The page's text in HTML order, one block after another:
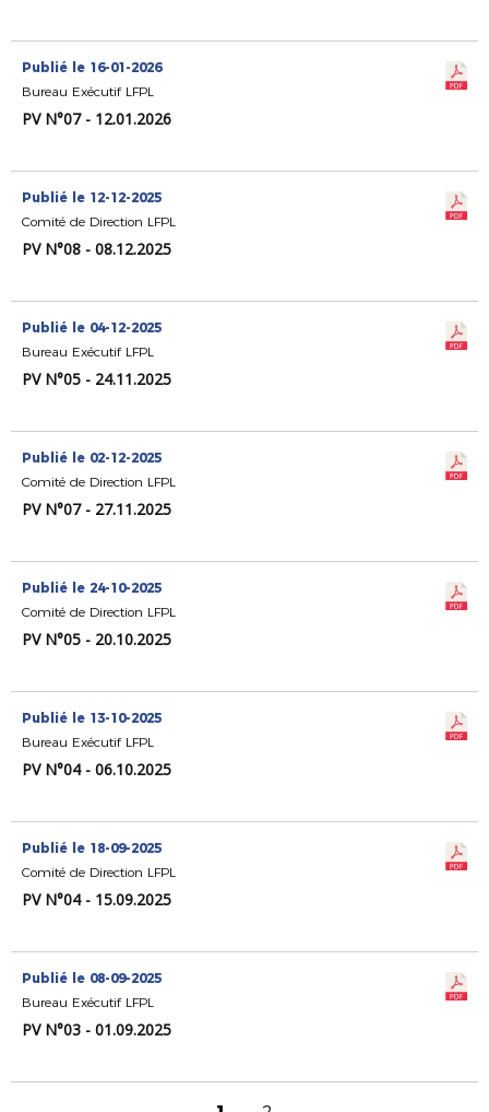
Publié le 16-01-2026
Bureau Exécutif LFPL
PV N°07 - 12.01.2026
Publié le 12-12-2025
Comité de Direction LFPL
PV N°08 - 08.12.2025
Publié le 04-12-2025
Bureau Exécutif LFPL
PV N°05 - 24.11.2025
Publié le 02-12-2025
Comité de Direction LFPL
PV N°07 - 27.11.2025
Publié le 24-10-2025
Comité de Direction LFPL
PV N°05 - 20.10.2025
Publié le 13-10-2025
Bureau Exécutif LFPL
PV N°04 - 06.10.2025
Publié le 18-09-2025
Comité de Direction LFPL
PV N°04 - 15.09.2025
Publié le 08-09-2025
Bureau Exécutif LFPL
PV N°03 - 01.09.2025